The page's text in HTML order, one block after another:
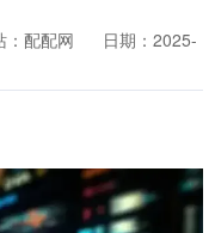
：配配网
日期：2025-